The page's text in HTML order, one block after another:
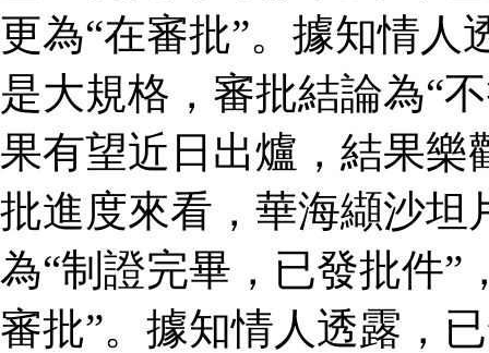
更為“在審批”。據知情
是大規格，審批結論為“
果有望近日出爐，結果樂
批進度來看，華海纈沙坦
為“制證完畢，已發批件”
審批”。據知情人透露，